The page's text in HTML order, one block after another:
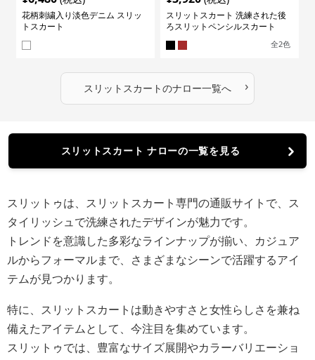
花柄刺繍入り淡色デニム スリッ
トスカート
スリットスカート 洗練された後
ろスリットペンシルスカート
全2色
スリットスカートのナロー一覧へ ›
スリットスカート ナローの一覧を見る
スリットゥは、スリットスカート専門の通販サイトで、ス
タイリッシュで洗練されたデザインが魅力です。
トレンドを意識した多彩なラインナップが揃い、カジュア
ルからフォーマルまで、さまざまなシーンで活躍するアイ
テムが見つかります。
特に、スリットスカートは動きやすさと女性らしさを兼ね
備えたアイテムとして、今注目を集めています。
スリットゥでは、豊富なサイズ展開やカラーバリエーショ